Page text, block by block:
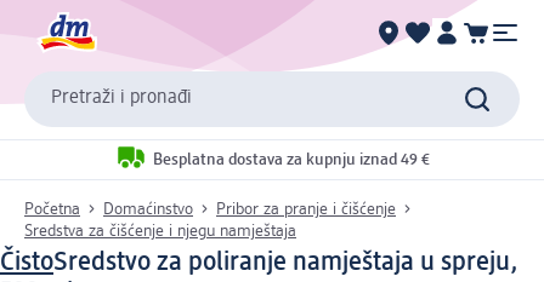
Pretraži i pronađi
Besplatna dostava za kupnju iznad 49 €
Početna Domaćinstvo
Pribor za pranje i čišćenje
Sredstva za čišćenje i njegu namještaja
ČistoSredstvo za poliranje namještaja u spreju,